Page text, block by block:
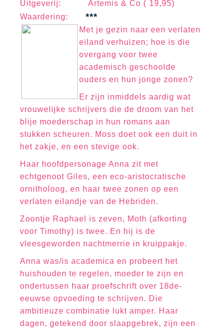
Uitgeverij: Artemis & Co ( 19,95)
Waardering: ***
Met je gezin naar een verlaten
eiland verhuizen; hoe is die
overgang voor twee
academisch geschoolde
ouders en hun jonge zonen?
Er zijn inmiddels aardig wat
vrouwelijke schrijvers die de droom van het
blije moederschap in hun romans aan
stukken scheuren. Moss doet ook een duit in
het zakje, en een stevige ook.
Haar hoofdpersonage Anna zit met
echtgenoot Giles, een eco-aristocratische
ornitholoog, en haar twee zonen op een
verlaten eilandje van de Hebriden.
Zoontje Raphael is zeven, Moth (afkorting
voor Timothy) is twee. En hij is de
vleesgeworden nachtmerrie in kruippakje.
Anna was/is academica en probeert het
huishouden te regelen, moeder te zijn en
ondertussen haar proefschrift over 18de-
eeuwse opvoeding te schrijven. Die
ambitieuze combinatie lukt amper. Haar
dagen, getekend door slaapgebrek, zijn een